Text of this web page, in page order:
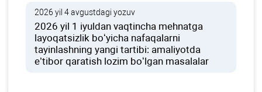
2026 yil 4 avgustdagi yozuv
2026 yil 1 iyuldan vaqtincha mehnatga
layoqatsizlik boʻyicha nafaqalarni
tayinlashning yangi tartibi: amaliyotda
e’tibor qaratish lozim boʻlgan masalalar